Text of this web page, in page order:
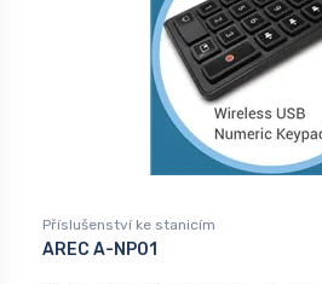
Příslušenství ke stanicím
AREC A-NP01